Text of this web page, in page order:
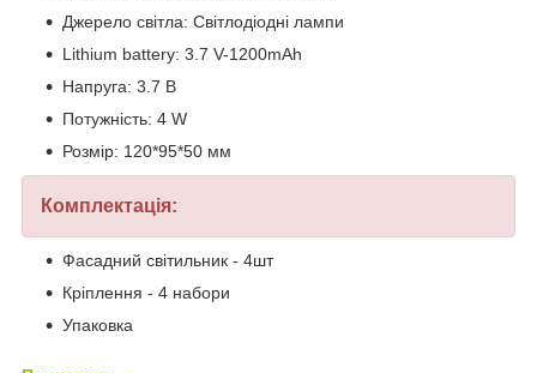
Джерело світла: Світлодіодні лампи
Lithium battery: 3.7 V-1200mAh
Напруга: 3.7 В
Потужність: 4 W
Розмір: 120*95*50 мм
Комплектація:
Фасадний світильник - 4шт
Кріплення - 4 набори
Упаковка